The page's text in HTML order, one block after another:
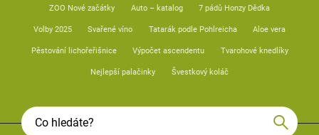
ZOO Nové začátky Auto – katalog 7 pádů Honzy Dědka
Volby 2025 Svařené víno Tatarák podle Pohlreicha Aloe vera
Pěstování lichořeřišnice Výpočet ascendentu Tvarohové knedlíky
Nejlepší palačinky Švestkový koláč